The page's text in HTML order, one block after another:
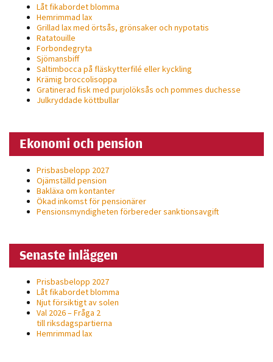
Låt fikabordet blomma
Hemrimmad lax
Grillad lax med örtsås, grönsaker och nypotatis
Ratatouille
Forbondegryta
Sjömansbiff
Saltimbocca på fläsk­ytterfilé eller kyckling
Krämig broccolisoppa
Gratinerad fisk med purjolöksås och pommes duchesse
Julkryddade köttbullar
Ekonomi och pension
Prisbasbelopp 2027
Ojämställd pension
Bakläxa om kontanter
Ökad inkomst för pensionärer
Pensionsmyndigheten förbereder sanktionsavgift
Senaste inläggen
Prisbasbelopp 2027
Låt fikabordet blomma
Njut försiktigt av solen
Val 2026 – Fråga 2
till riksdagspartierna
Hemrimmad lax